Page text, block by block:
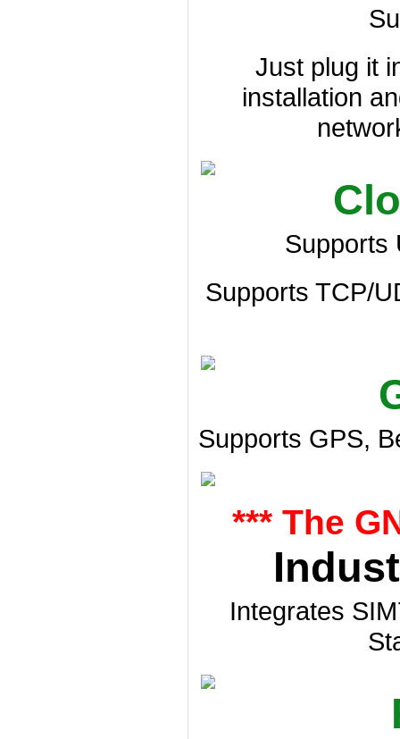
Just plug it
installation
Supports
Supports TCP/
Supports GPS,
*** The
Integrates